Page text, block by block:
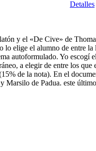
Detalles
y el «De Cive» de
lo elige el alumno de entre la
autoformulado. Yo escogí
a elegir de entre los que
de la nota). En el
Marsilo de Padua. este